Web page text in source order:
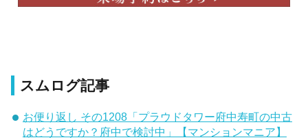
スムログ記事
お便り返し その1208「プラウドタワー府中寿町の中古
はどうですか？府中で検討中」【マンションマニア】